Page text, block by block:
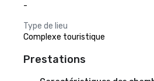
-
Type de lieu
Complexe touristique
Prestations